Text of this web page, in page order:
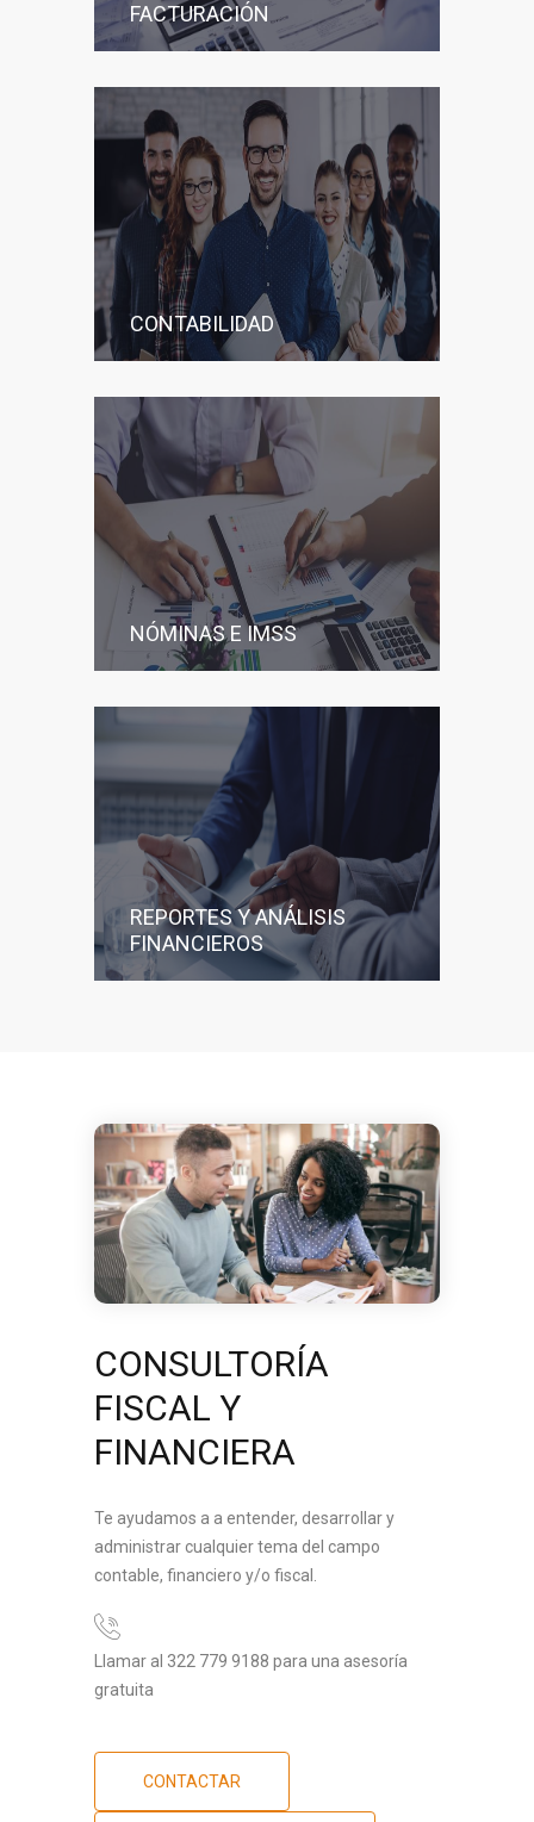
FACTURACIÓN
CONTABILIDAD
NÓMINAS E IMSS
REPORTES Y ANÁLISIS
FINANCIEROS
CONSULTORÍA
FISCAL Y
FINANCIERA
Te ayudamos a a entender, desarrollar y
administrar cualquier tema del campo
contable, financiero y/o fiscal.
Llamar al 322 779 9188 para una asesoría
gratuita
CONTACTAR